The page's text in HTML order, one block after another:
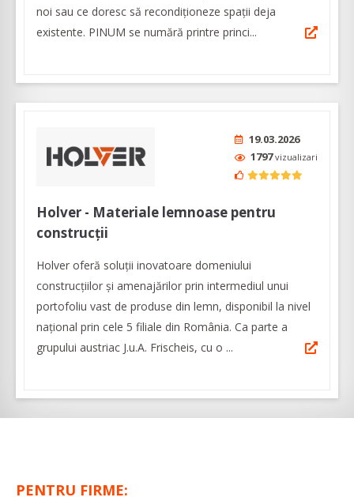
noi sau ce doresc să recondiționeze spații deja
existente. PINUM se numără printre princi...
19.03.2026
1797vizualizari
Holver - Materiale lemnoase pentru
construcții
Holver oferă soluții inovatoare domeniului
construcțiilor și amenajărilor prin intermediul unui
portofoliu vast de produse din lemn, disponibil la nivel
național prin cele 5 filiale din România. Ca parte a
grupului austriac J.u.A. Frischeis, cu o ...
PENTRU FIRME: